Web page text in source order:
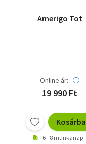
Amerigo Tot
Online ár:
19 990 Ft
Kosárba
6 - 8 munkanap